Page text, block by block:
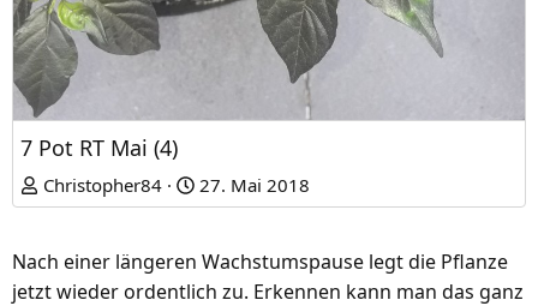
7 Pot RT Mai (4)
Christopher84 27. Mai 2018
Nach einer längeren Wachstumspause legt die Pflanze
jetzt wieder ordentlich zu. Erkennen kann man das ganz